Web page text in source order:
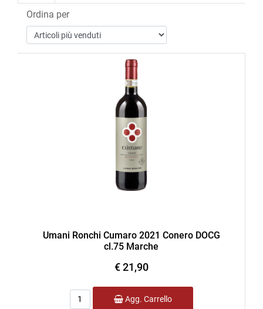
Ordina per
Umani Ronchi Cumaro 2021 Conero DOCG
cl.75 Marche
€ 21,90
Quantità
Agg. Carrello